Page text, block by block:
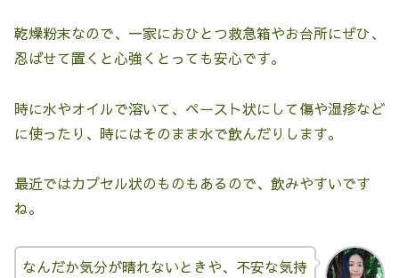
乾燥粉末なので、一家におひとつ救急箱やお台所にぜひ、
忍ばせて置くと心強くとっても安心です。
時に水やオイルで溶いて、ペースト状にして傷や湿疹など
に使ったり、時にはそのまま水で飲んだりします。
最近ではカプセル状のものもあるので、飲みやすいです
ね。
なんだか気分が晴れないときや、不安な気持